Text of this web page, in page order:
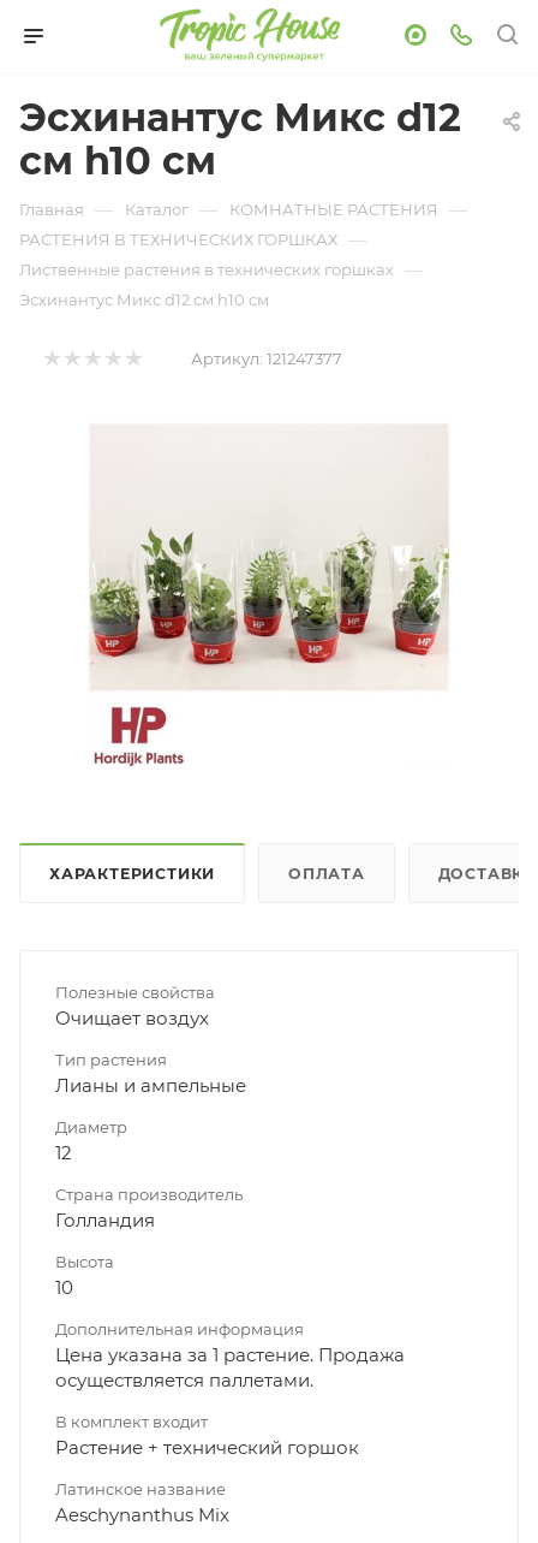
Эсхинантус Микс d12
см h10 см
Главная — Каталог — КОМНАТНЫЕ РАСТЕНИЯ —
РАСТЕНИЯ В ТЕХНИЧЕСКИХ ГОРШКАХ —
Лиственные растения в технических горшках —
Эсхинантус Микс d12 см h10 см
Артикул: 121247377
ХАРАКТЕРИСТИКИ ОПЛАТА ДОСТАВКА
Полезные свойства
Очищает воздух
Тип растения
Лианы и ампельные
Диаметр
12
Страна производитель
Голландия
Высота
10
Дополнительная информация
Цена указана за 1 растение. Продажа
осуществляется паллетами.
В комплект входит
Растение + технический горшок
Латинское название
Aeschynanthus Mix